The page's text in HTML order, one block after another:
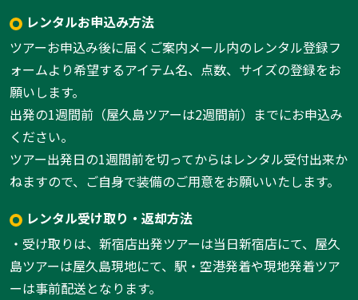
レンタルお申込み方法
ツアーお申込み後に届くご案内メール内のレンタル登録フ
ォームより希望するアイテム名、点数、サイズの登録をお
願いします。
出発の1週間前（屋久島ツアーは2週間前）までにお申込み
ください。
ツアー出発日の1週間前を切ってからはレンタル受付出来か
ねますので、ご自身で装備のご用意をお願いいたします。
レンタル受け取り・返却方法
・受け取りは、新宿店出発ツアーは当日新宿店にて、屋久
島ツアーは屋久島現地にて、駅・空港発着や現地発着ツア
ーは事前配送となります。